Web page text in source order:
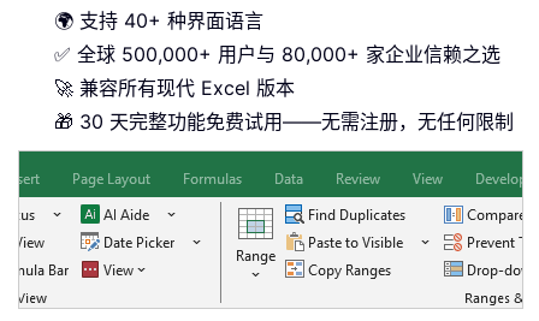
🌍 支持 40+ 种界面语言
✅ 全球 500,000+ 用户与 80,000+ 家企业信赖之选
🚀 兼容所有现代 Excel 版本
🎁 30 天完整功能免费试用——无需注册，无任何限制